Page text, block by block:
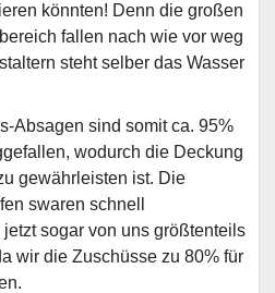
könnten! Denn die großen
fallen nach wie vor weg
steht selber das Wasser
Absagen sind somit ca. 95%
wodurch die Deckung
gewährleisten ist. Die
swaren schnell
sogar von uns größtenteils
wir die Zuschüsse zu 80% für